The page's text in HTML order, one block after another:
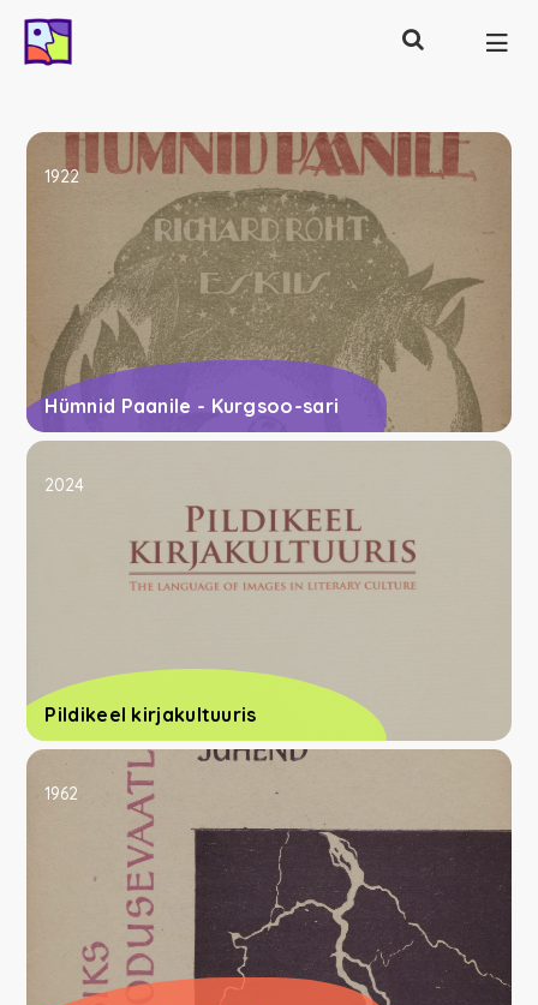
Otsing
Hümnid Paanile - Kurgsoo-sari
1922
Pildikeel kirjakultuuris
2024
1962